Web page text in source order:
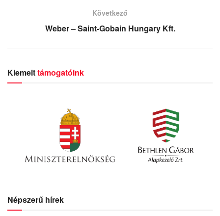
Következő
Weber – Saint-Gobain Hungary Kft.
Kiemelttámogatóink
Népszerű hírek